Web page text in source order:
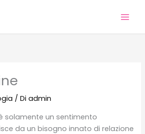
/ Diadmin
solamente un sentimento
da un bisogno innato di relazione